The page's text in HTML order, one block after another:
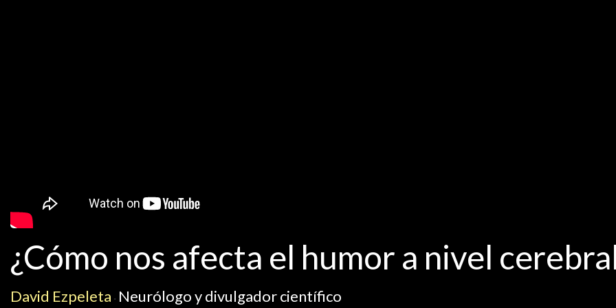
¿Cómo nos afecta el humor a nivel
David Ezpeleta · Neurólogo y divulgador científico